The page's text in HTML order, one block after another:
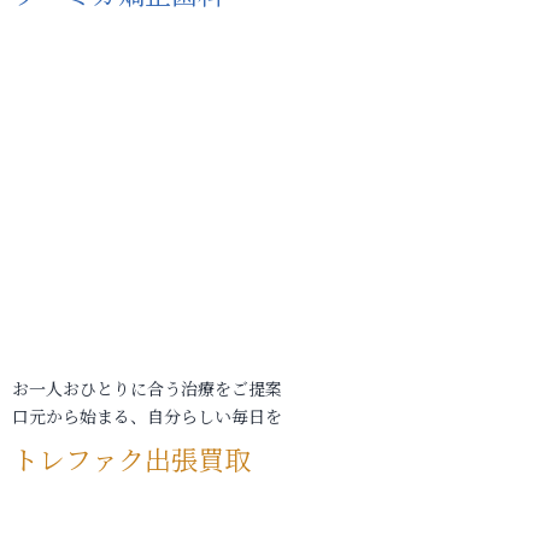
お一人おひとりに合う治療をご提案
口元から始まる、自分らしい毎日を
トレファク出張買取